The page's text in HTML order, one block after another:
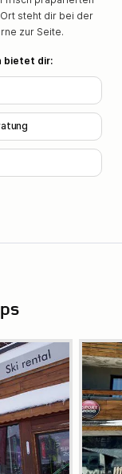
steht dir bei der
zur Seite.
bietet dir: